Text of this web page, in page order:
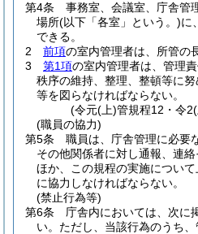
第4条
事務室、会議室、庁舎管
場所(以下「各室」という。)に
できる。
2
前項の室内管理者は、所管の
3
第1項の室内管理者は、管理
秩序の維持、整理、整頓等に
等を図らなければならない。
(令元(上)管規程12・令
(職員の協力)
第5条
職員は、庁舎管理に必要
その他関係者に対し通報、連
ほか、この規程の実施につい
に協力しなければならない。
(禁止行為等)
第6条
庁舎内においては、次に
い。 ただし、当該行為のうち